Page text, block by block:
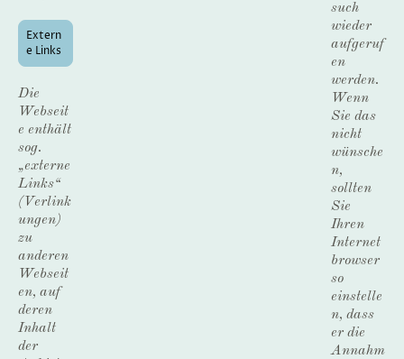
Extern
e Links
Die
Webseit
e enthält
sog.
„externe
Links“
(Verlink
ungen)
zu
anderen
Webseit
en, auf
deren
Inhalt
der
such
wieder
aufgeruf
en
werden.
Wenn
Sie das
nicht
wünsche
n,
sollten
Sie
Ihren
Internet
browser
so
einstelle
n, dass
er die
Annahm